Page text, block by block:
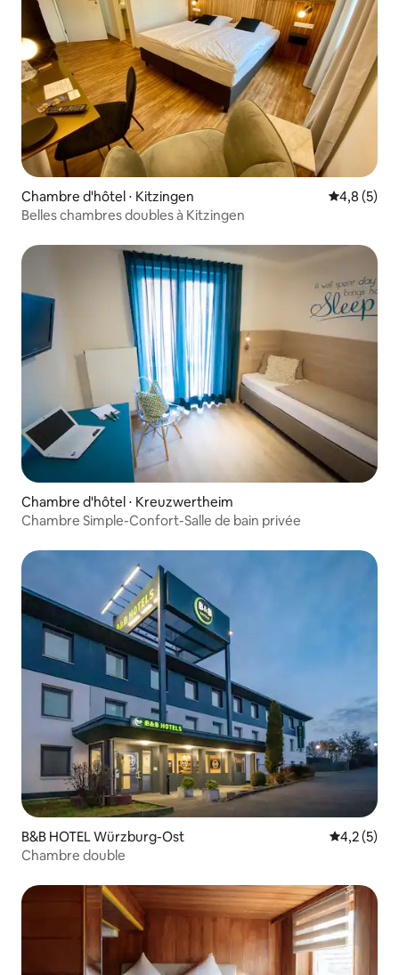
Chambre d'hôtel ⋅ Kitzingen Évaluation
4,8 (5)
Belles chambres doubles à Kitzingen
Chambre d'hôtel ⋅ Kreuzwertheim
Chambre Simple-Confort-Salle de bain privée
B&B HOTEL Würzburg-Ost Évaluation
4,2 (5)
Chambre double